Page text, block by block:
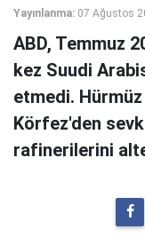
Yayınlanma: 07 Ağustos
ABD, Temmuz
kez Suudi
etmedi.
Körfez'den
rafinerilerini